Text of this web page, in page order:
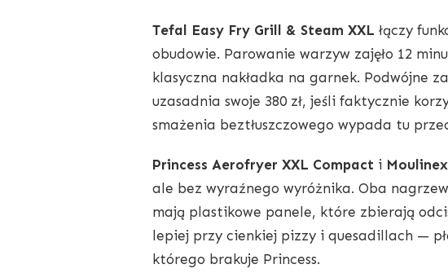
Tefal Easy Fry Grill & Steam XXL łączy
obudowie. Parowanie warzyw zajęło 12
klasyczna nakładka na garnek. Podwójne
uzasadnia swoje 380 zł, jeśli faktycznie
smażenia beztłuszczowego wypada tu
Princess Aerofryer XXL Compact i
ale bez wyraźnego wyróżnika. Oba
mają plastikowe panele, które zbierają
lepiej przy cienkiej pizzy i quesadillach —
którego brakuje Princess.